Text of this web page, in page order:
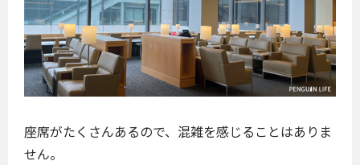
座席がたくさんあるので、混雑を感じることはありま
せん。